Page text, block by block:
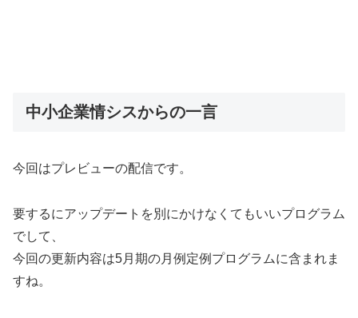
中小企業情シスからの一言
今回はプレビューの配信です。
要するにアップデートを別にかけなくてもいいプログラム
でして、
今回の更新内容は5月期の月例定例プログラムに含まれま
すね。